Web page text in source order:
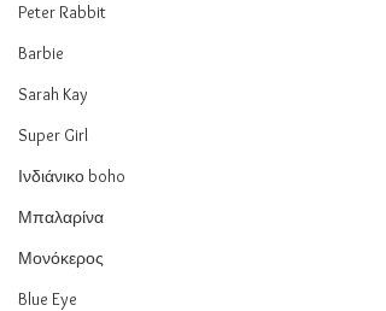
Peter Rabbit
Barbie
Sarah Kay
Super Girl
Ινδιάνικο boho
Μπαλαρίνα
Μονόκερος
Blue Eye